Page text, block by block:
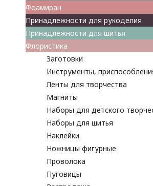
Фоамиран
Принадлежности для рукоделия
Принадлежности для шитья
Флористика
Заготовки
Инструменты,
Ленты для творчества
Магниты
Наборы для детского
Наборы для шитья
Наклейки
Ножницы фигурные
Проволока
Пуговицы